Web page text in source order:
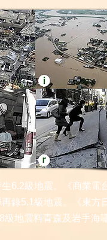
6.2級地震。《商業電
錄5.1級地震。《東方
級地震料青森及岩手海